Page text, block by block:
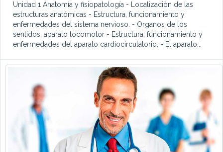
Unidad 1 Anatomía y fisiopatología - Localización de las
estructuras anatómicas - Estructura, funcionamiento y
enfermedades del sistema nervioso. - Organos de los
sentidos, aparato locomotor - Estructura, funcionamiento y
enfermedades del aparato cardiocirculatorio, - El aparato...